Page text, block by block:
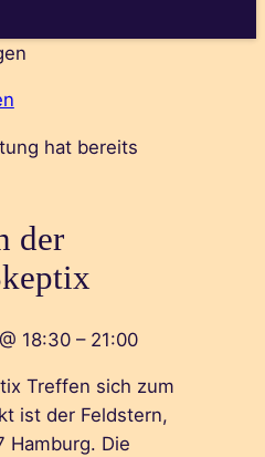
hat bereits
der
@ 18:30 – 21:00
Treffen sich zum
ist der Feldstern,
Hamburg. Die